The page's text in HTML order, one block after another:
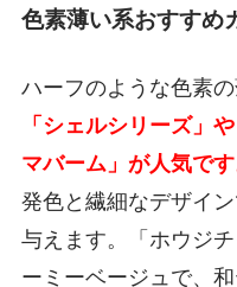
色素薄い系おすすめ
ハーフのような色素
「シェルシリーズ」
マバーム」が人気です
発色と繊細なデザイ
与えます。「ホウジ
ーミーベージュで、